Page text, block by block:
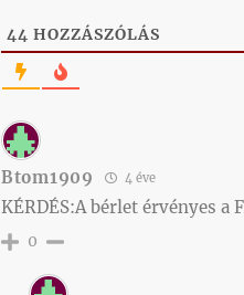
44 HOZZÁSZÓLÁS
Btom1909 4 éve
KÉRDÉS:A bérlet érvényes a
0